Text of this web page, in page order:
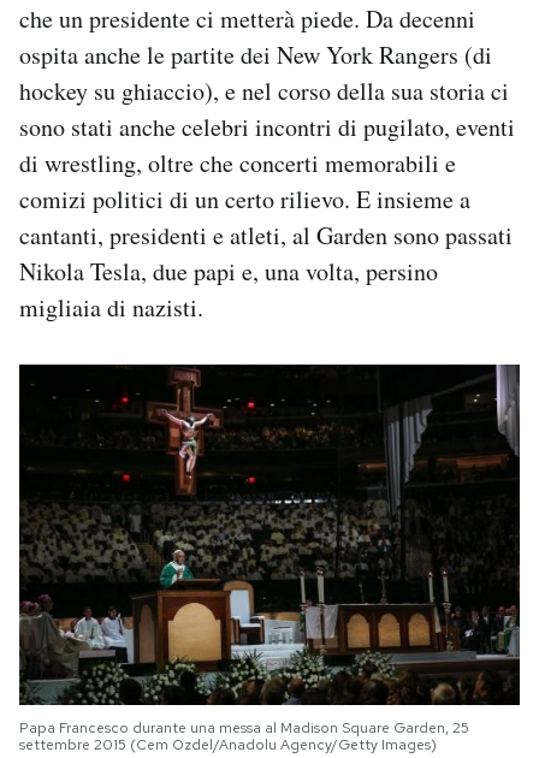
che un presidente ci metterà piede. Da decenni
ospita anche le partite dei New York Rangers (di
hockey su ghiaccio), e nel corso della sua storia ci
sono stati anche celebri incontri di pugilato, eventi
di wrestling, oltre che concerti memorabili e
comizi politici di un certo rilievo. E insieme a
cantanti, presidenti e atleti, al Garden sono passati
Nikola Tesla, due papi e, una volta, persino
migliaia di nazisti.
Papa Francesco durante una messa al Madison Square Garden, 25
settembre 2015 (Cem Ozdel/Anadolu Agency/Getty Images)